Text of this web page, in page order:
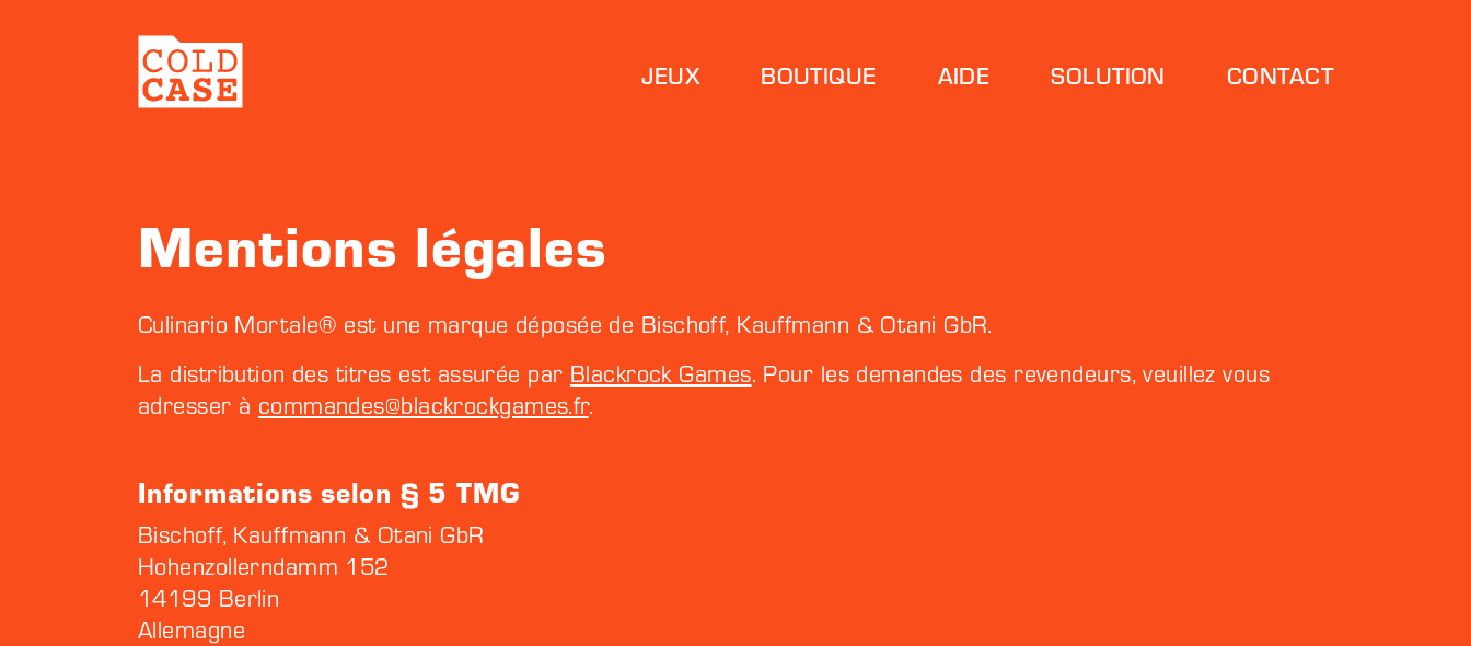
JEUX BOUTIQUE AIDE SOLUTION CONTACT
Mentions légales
Culinario Mortale® est une marque déposée de Bischoff, Kauffmann & Otani GbR.
La distribution des titres est assurée par Blackrock Games. Pour les demandes des revendeurs, veuillez vous
adresser à commandes@blackrockgames.fr.
Informations selon § 5 TMG
Bischoff, Kauffmann & Otani GbR
Hohenzollerndamm 152
14199 Berlin
Allemagne